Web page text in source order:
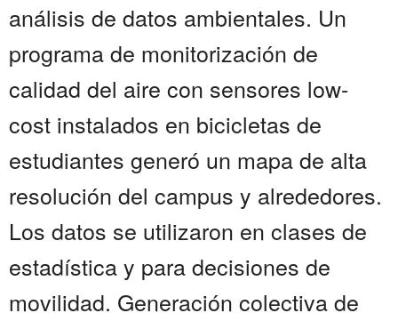
análisis de datos ambientales. Un
programa de monitorización de
calidad del aire con sensores low-
cost instalados en bicicletas de
estudiantes generó un mapa de alta
resolución del campus y alrededores.
Los datos se utilizaron en clases de
estadística y para decisiones de
movilidad. Generación colectiva de